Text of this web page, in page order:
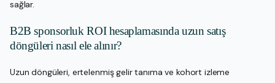
sağlar.
B2B sponsorluk ROI hesaplamasında uzun satış
döngüleri nasıl ele alınır?
Uzun döngüleri, ertelenmiş gelir tanıma ve kohort izleme